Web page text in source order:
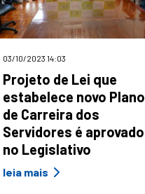
03/10/2023 14:03
Projeto de Lei que
estabelece novo Plano
de Carreira dos
Servidores é aprovado
no Legislativo
leia mais